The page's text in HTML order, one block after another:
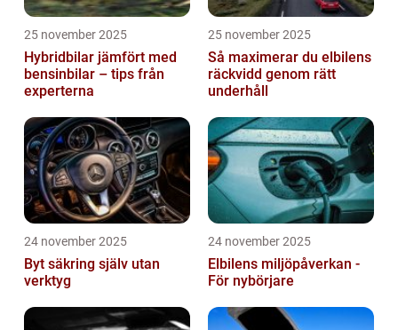
25 november 2025
Hybridbilar jämfört med
bensinbilar – tips från
experterna
25 november 2025
Så maximerar du elbilens
räckvidd genom rätt
underhåll
24 november 2025
Byt säkring själv utan
verktyg
24 november 2025
Elbilens miljöpåverkan -
För nybörjare